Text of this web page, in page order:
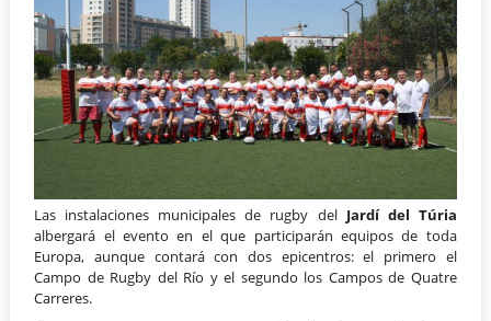
Las instalaciones municipales de rugby del Jardí del Túria
albergará el evento en el que participarán equipos de toda
Europa, aunque contará con dos epicentros: el primero el
Campo de Rugby del Río y el segundo los Campos de Quatre
Carreres.